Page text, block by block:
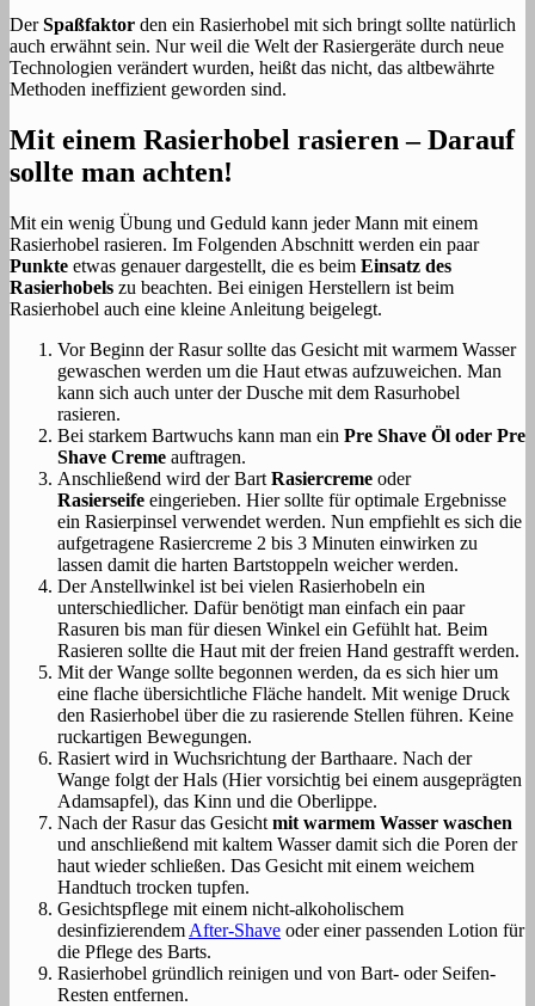
DerSpaßfaktor den ein Rasierhobel mit sich bringt sollte natürlich
auch erwähnt sein. Nur weil die Welt der Rasiergeräte durch neue
Technologien verändert wurden, heißt das nicht, das altbewährte
Methoden ineffizient geworden sind.
Mit einem Rasierhobel rasieren – Darauf
sollte man achten!
Mit ein wenig Übung und Geduld kann jeder Mann mit einem
Rasierhobel rasieren. Im Folgenden Abschnitt werden ein paar
Punkte etwas genauer dargestellt, die es beim Einsatz des
Rasierhobels zu beachten. Bei einigen Herstellern ist beim
Rasierhobel auch eine kleine Anleitung beigelegt.
Vor Beginn der Rasur sollte das Gesicht mit warmem Wasser
gewaschen werden um die Haut etwas aufzuweichen. Man
kann sich auch unter der Dusche mit dem Rasurhobel
rasieren.
Bei starkem Bartwuchs kann man ein Pre Shave Öl oder Pre
Shave Creme auftragen.
Anschließend wird der Bart Rasiercreme oder
Rasierseife eingerieben. Hier sollte für optimale Ergebnisse
ein Rasierpinsel verwendet werden. Nun empfiehlt es sich die
aufgetragene Rasiercreme 2 bis 3 Minuten einwirken zu
lassen damit die harten Bartstoppeln weicher werden.
Der Anstellwinkel ist bei vielen Rasierhobeln ein
unterschiedlicher. Dafür benötigt man einfach ein paar
Rasuren bis man für diesen Winkel ein Gefühlt hat. Beim
Rasieren sollte die Haut mit der freien Hand gestrafft werden.
Mit der Wange sollte begonnen werden, da es sich hier um
eine flache übersichtliche Fläche handelt. Mit wenige Druck
den Rasierhobel über die zu rasierende Stellen führen. Keine
ruckartigen Bewegungen.
Rasiert wird in Wuchsrichtung der Barthaare. Nach der
Wange folgt der Hals (Hier vorsichtig bei einem ausgeprägten
Adamsapfel), das Kinn und die Oberlippe.
Nach der Rasur das Gesicht mit warmem Wasser waschen
und anschließend mit kaltem Wasser damit sich die Poren der
haut wieder schließen. Das Gesicht mit einem weichem
Handtuch trocken tupfen.
Gesichtspflege mit einem nicht-alkoholischem
desinfizierendem After-Shave oder einer passenden Lotion für
die Pflege des Barts.
Rasierhobel gründlich reinigen und von Bart- oder Seifen-
Resten entfernen.